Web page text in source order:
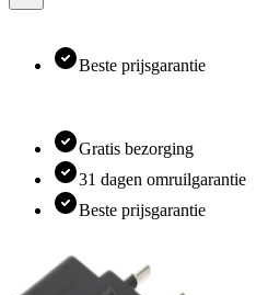
Beste prijsgarantie
Gratis bezorging
31 dagen omruilgarantie
Beste prijsgarantie